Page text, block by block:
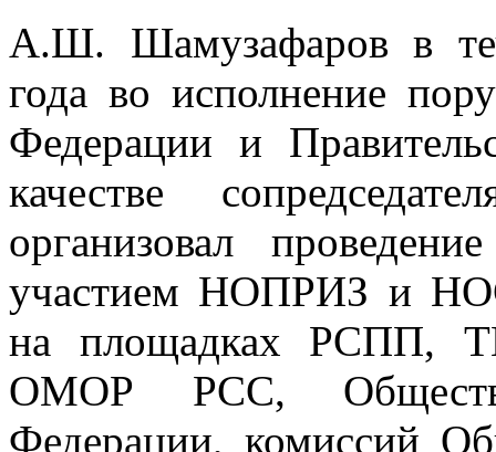
А.Ш. Шамузафаров в
года во исполнение
Федерации и
качестве
организовал
участием НОПРИЗ и
на площадках РСПП,
ОМОР РСС,
Федерации, комиссий